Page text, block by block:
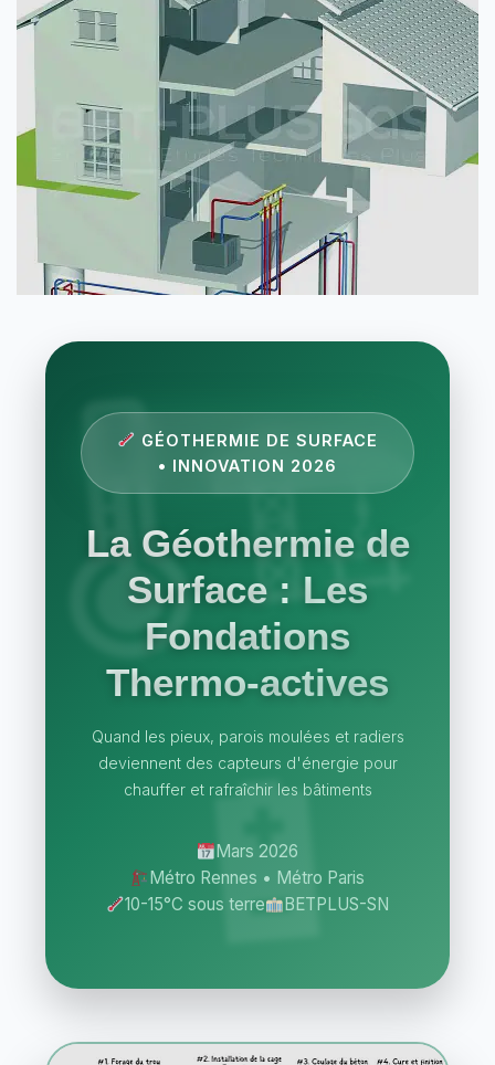
GÉOTHERMIE DE SURFACE
• INNOVATION 2026
La Géothermie de
Surface : Les
Fondations
Thermo-actives
Quand les pieux, parois moulées et radiers
deviennent des capteurs d'énergie pour
chauffer et rafraîchir les bâtiments
Mars 2026
Métro Rennes • Métro Paris
10-15°C sous terre
BETPLUS-SN